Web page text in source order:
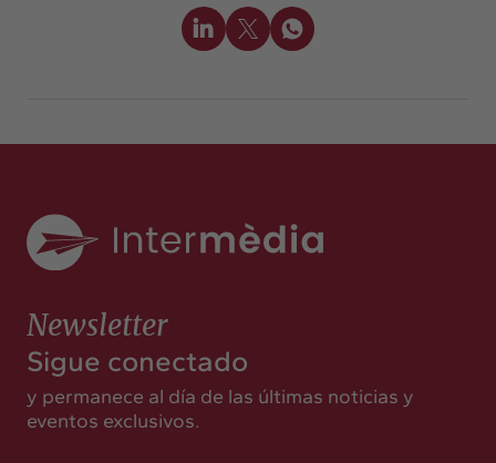
Newsletter
Sigue conectado
y permanece al día de las últimas noticias y
eventos exclusivos.